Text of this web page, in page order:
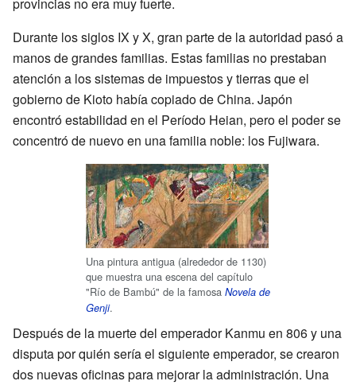
provincias no era muy fuerte.
Durante los siglos IX y X, gran parte de la autoridad pasó a
manos de grandes familias. Estas familias no prestaban
atención a los sistemas de impuestos y tierras que el
gobierno de Kioto había copiado de China. Japón
encontró estabilidad en el Período Heian, pero el poder se
concentró de nuevo en una familia noble: los Fujiwara.
Una pintura antigua (alrededor de 1130)
que muestra una escena del capítulo
"Río de Bambú" de la famosa Novela de
Genji.
Después de la muerte del emperador Kanmu en 806 y una
disputa por quién sería el siguiente emperador, se crearon
dos nuevas oficinas para mejorar la administración. Una